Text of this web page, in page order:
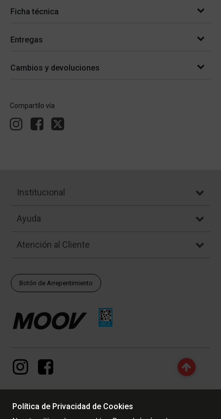
Ficha técnica
Entregas
Cambios y devoluciones
Compartílo vía
Institucional
Ayuda
Atención al Cliente
Botón de Arrepentimiento
Política de Privacidad de Cookies